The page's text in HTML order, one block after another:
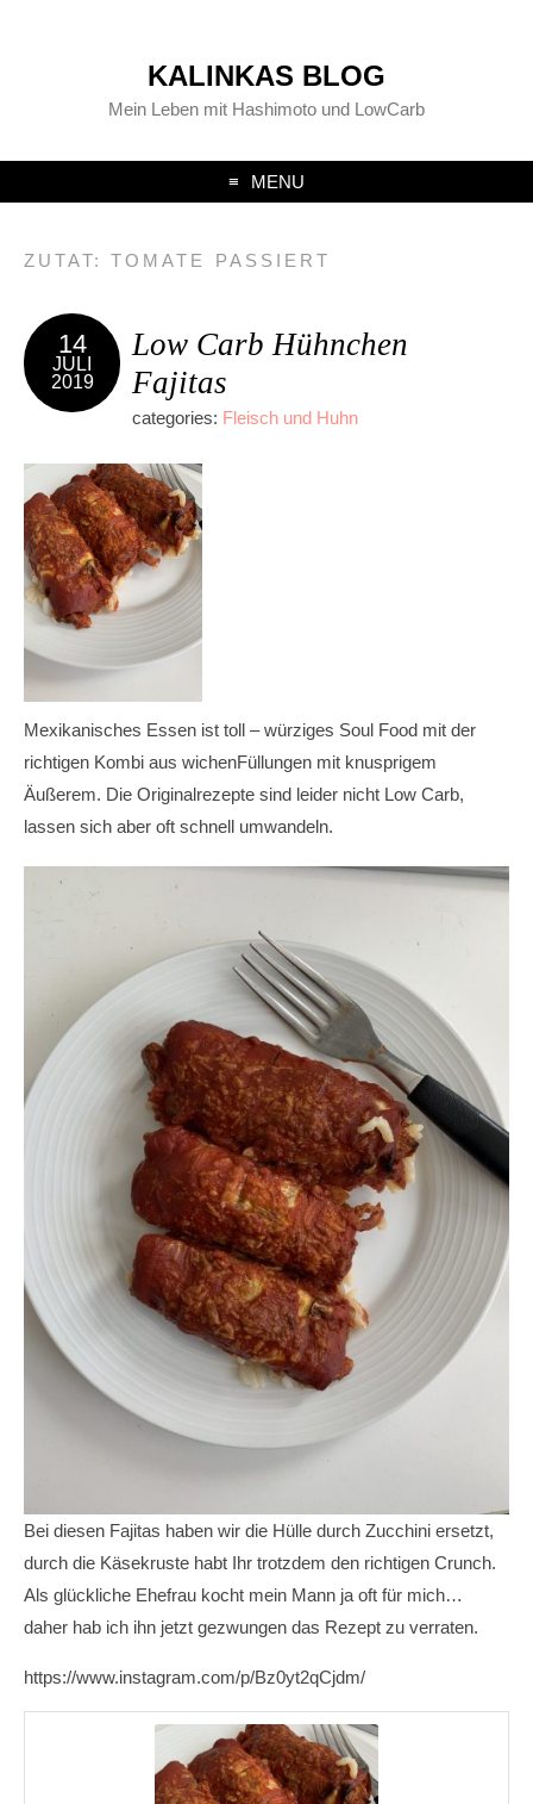
KALINKAS BLOG
Mein Leben mit Hashimoto und LowCarb
MENU
ZUTAT:TOMATE PASSIERT
14
JULI
2019
Low Carb Hühnchen
Fajitas
categories: Fleisch und Huhn
Mexikanisches Essen ist toll – würziges Soul Food mit der
richtigen Kombi aus wichenFüllungen mit knusprigem
Äußerem. Die Originalrezepte sind leider nicht Low Carb,
lassen sich aber oft schnell umwandeln.
Bei diesen Fajitas haben wir die Hülle durch Zucchini ersetzt,
durch die Käsekruste habt Ihr trotzdem den richtigen Crunch.
Als glückliche Ehefrau kocht mein Mann ja oft für mich…
daher hab ich ihn jetzt gezwungen das Rezept zu verraten.
https://www.instagram.com/p/Bz0yt2qCjdm/